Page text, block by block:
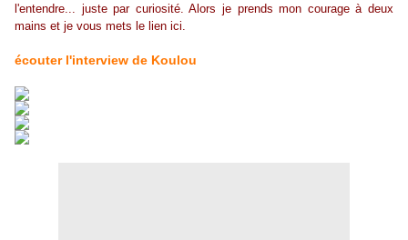
l'entendre... juste par curiosité. Alors je prends mon courage à deux
mains et je vous mets le lien ici.
écouter l'interview de Koulou